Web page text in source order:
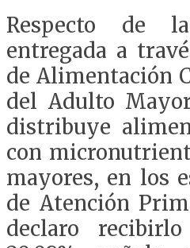
Respecto de
entregada a
de Alimentación
del Adulto
distribuye
con
mayores, en los
de Atención
declaro